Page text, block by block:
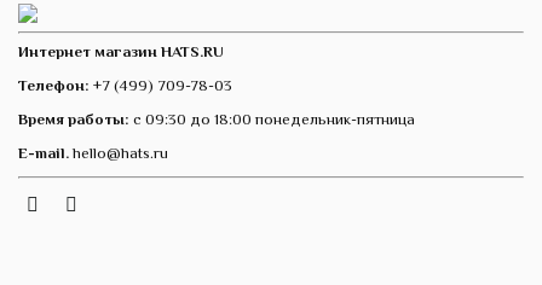
Интернет магазин HATS.RU
Телефон: +7 (499) 709-78-03
Время работы: с 09:30 до 18:00 понедельник-пятница
E-mail. hello@hats.ru
Instagram